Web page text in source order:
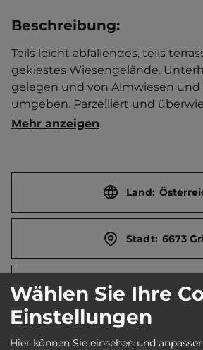
Beschreibung:
Teils leicht abfallendes, teils
gekiestes Wiesengelände.
gelegen und von Almwiesen und
umgeben. Parzelliert und
schattenlos sowie durch einen
Gasversorgung. Bogenschießen.
Kostenloser Skibusservice.
Hallenbad mit Wellnessbereich
Aromadampfbad. Kiosk.
Ferienwohnung.  Ort 800 m
Touristen-/Dauerstellplätze 150/
14 Uhr.
Mehr anzeigen
Land:
Stadt: 6673
Straße:
E-Mail:
Wählen Sie Ihre
Einstellungen
Hier können Sie einsehen und